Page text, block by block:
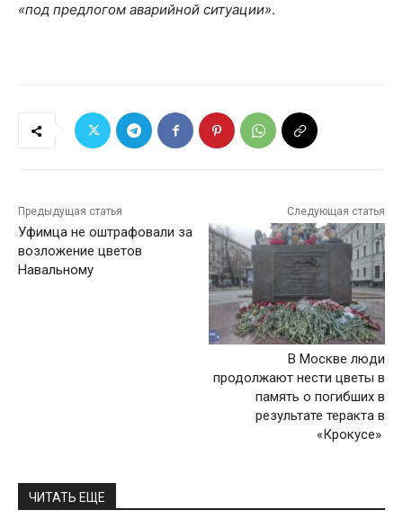
«под предлогом аварийной ситуации».
Предыдущая статья
Уфимца не оштрафовали за
возложение цветов
Навальному
Следующая статья
В Москве люди
продолжают нести цветы в
память о погибших в
результате теракта в
«Крокусе»
ЧИТАТЬ ЕЩЕ